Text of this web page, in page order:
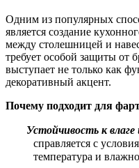
Одним из популярных
является создание
между столешницей и
требует особой защиты от
выступает не только как
декоративный акцент.
Почему подходит для
Устойчивость к
справляется с
температура и